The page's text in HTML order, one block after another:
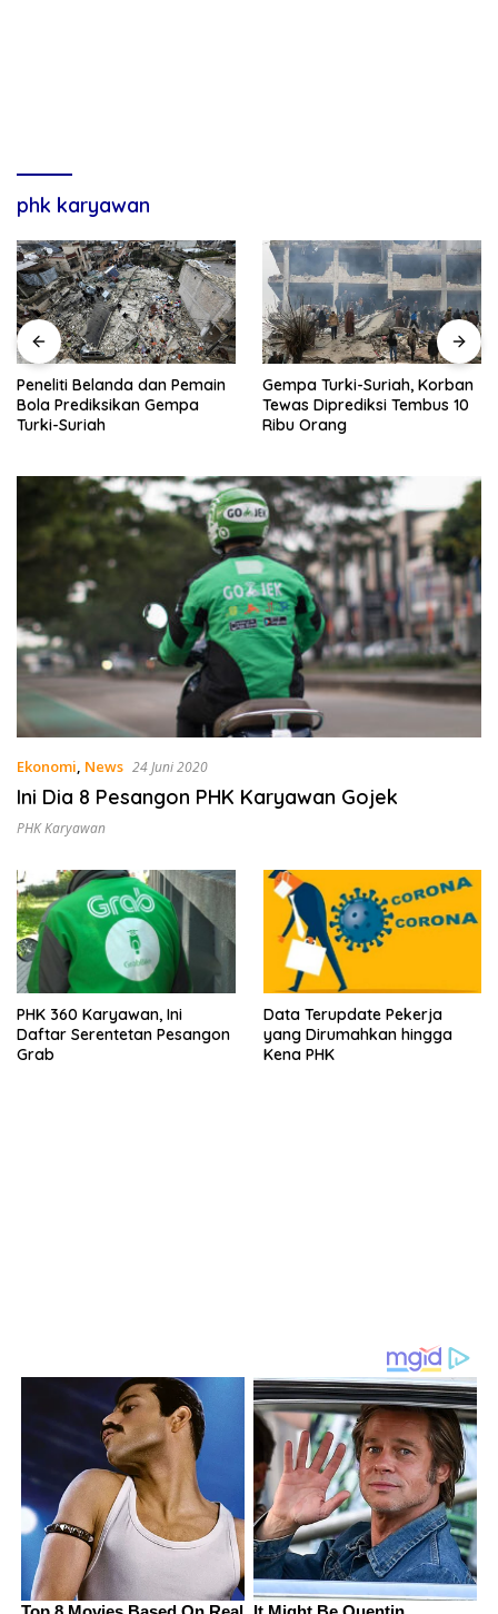
phk karyawan
Peneliti Belanda dan Pemain
Bola Prediksikan Gempa
Turki-Suriah
Gempa Turki-Suriah, Korban
Tewas Diprediksi Tembus 10
Ribu Orang
Ekonomi, News 24 Juni 2020
Ini Dia 8 Pesangon PHK Karyawan Gojek
PHK Karyawan
PHK 360 Karyawan, Ini
Daftar Serentetan Pesangon
Grab
Data Terupdate Pekerja
yang Dirumahkan hingga
Kena PHK